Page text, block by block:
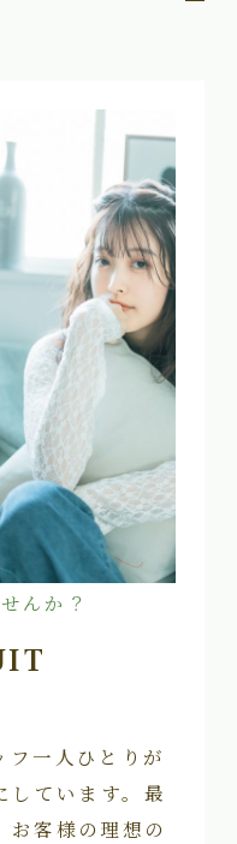
んか？
フ一人ひとりが
しています。最
お客様の理想の